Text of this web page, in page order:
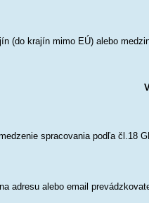
(do krajín mimo EÚ) alebo
spracovania podľa čl.18
adresu alebo email